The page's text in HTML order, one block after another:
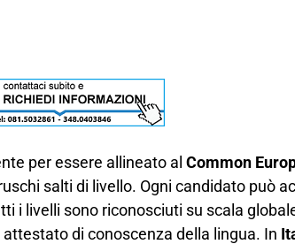
per essere allineato al Common
salti di livello. Ogni candidato può
i livelli sono riconosciuti su scala
di conoscenza della lingua. In